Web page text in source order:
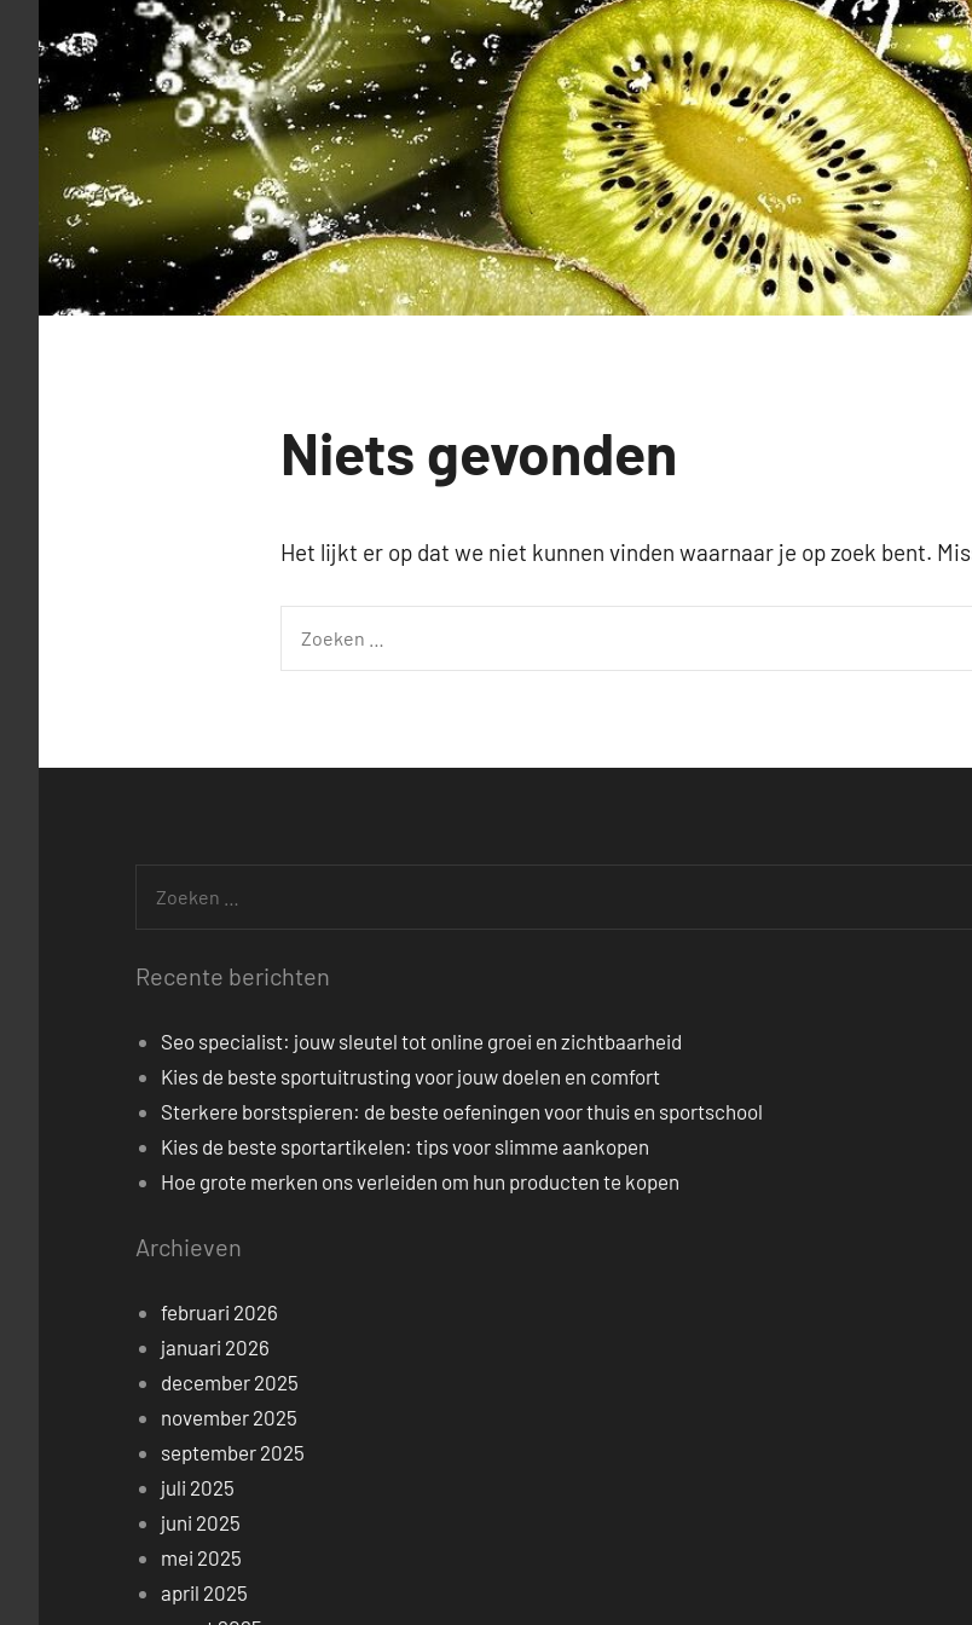
Niets gevonden
Het lijkt er op dat we niet kunnen vinden waarnaar je op zoek bent.
naar:
Recente berichten
Seo specialist: jouw sleutel tot online groei en zichtbaarheid
Kies de beste sportuitrusting voor jouw doelen en comfort
Sterkere borstspieren: de beste oefeningen voor thuis en sportschool
Kies de beste sportartikelen: tips voor slimme aankopen
Hoe grote merken ons verleiden om hun producten te kopen
Archieven
februari 2026
januari 2026
december 2025
november 2025
september 2025
juli 2025
juni 2025
mei 2025
april 2025